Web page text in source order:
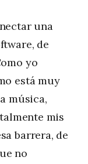
una
de
yo
está muy
música,
mis
barrera, de
no